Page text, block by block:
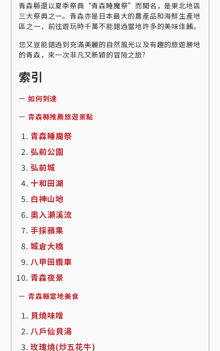
青森縣還以夏季祭典“青森睡魔祭”而聞名，是東北地區
三大祭典之一。青森亦是日本最大的農產品和海鮮生產地
區之一，前往遊玩時千萬不能錯過當地許多的美味佳餚。
您又豈能錯過到充滿美麗的自然風光以及有趣的旅遊勝地
的青森，來一次非凡又新穎的冒險之旅?
索引
ー 如何到達
ー 青森縣推薦旅遊景點
青森睡魔祭
弘前公園
弘前城
十和田湖
白神山地
奧入瀨溪流
手採蘋果
城倉大橋
八甲田纜車
青森夜景
ー 青森縣當地美食
貝燒味噌
八戶仙貝湯
玫瑰燒(炒五花牛)